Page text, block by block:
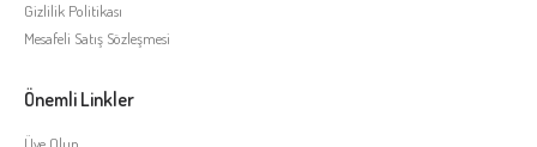
Gizlilik Politikası
Mesafeli Satış Sözleşmesi
Önemli Linkler
Üye Olun